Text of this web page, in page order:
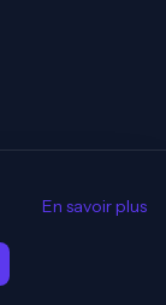
En savoir plus